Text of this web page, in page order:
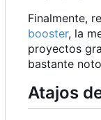
Finalmente,
booster, la
proyectos
bastante
Atajos